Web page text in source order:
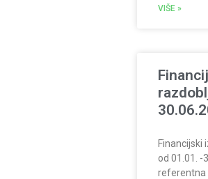
VIŠE »
Financijski
od 01.01. -
referentna